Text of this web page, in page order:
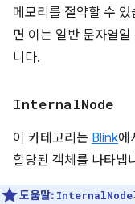
메모리를 절약할 수
면 이는 일반 문자열
니다.
InternalNode
이 카테고리는 Blink에
할당된 객체를 나타냅
도움말: InternalNode